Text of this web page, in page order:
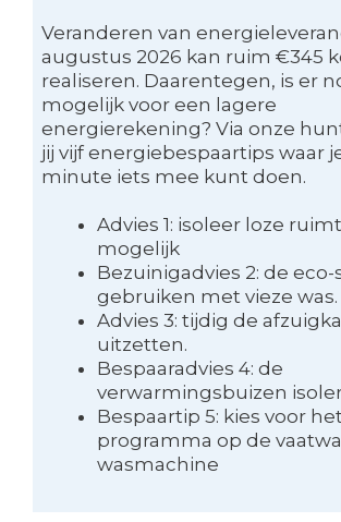
Veranderen van
augustus 2026 kan ruim €345
realiseren. Daarentegen, is er
mogelijk voor een lagere
energierekening? Via onze
jij vijf energiebespaartips waar
minute iets mee kunt doen.
Advies 1: isoleer loze
mogelijk
Bezuinigadvies 2: de eco-
gebruiken met vieze was.
Advies 3: tijdig de
uitzetten.
Bespaaradvies 4: de
verwarmingsbuizen
Bespaartip 5: kies voor
programma op de
wasmachine